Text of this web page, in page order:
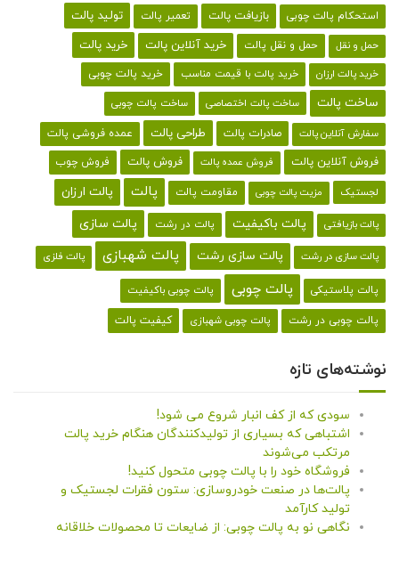
استحکام پالت چوبی بازیافت پالت تعمیر پالت تولید پالت
حمل و نقل حمل و نقل پالت خرید آنلاین پالت خرید پالت
خرید پالت ارزان خرید پالت با قیمت مناسب خرید پالت چوبی
ساخت پالت ساخت پالت اختصاصی ساخت پالت چوبی
سفارش آنلاین پالت صادرات پالت طراحی پالت عمده فروشی پالت
فروش آنلاین پالت فروش عمده پالت فروش پالت فروش چوب
لجستیک مزیت پالت چوبی مقاومت پالت پالت پالت ارزان
پالت بازیافتی پالت باکیفیت پالت در رشت پالت سازی
پالت سازی در رشت پالت سازی رشت پالت شهبازی پالت فلزی
پالت پلاستیکی پالت چوبی پالت چوبی باکیفیت
پالت چوبی در رشت پالت چوبی شهبازی کیفیت پالت
نوشته‌های تازه
سودی که از کف انبار شروع می شود!
اشتباهی که بسیاری از تولیدکنندگان هنگام خرید پالت
مرتکب می‌شوند
فروشگاه خود را با پالت چوبی متحول کنید!
پالت‌ها در صنعت خودروسازی: ستون فقرات لجستیک و
تولید کارآمد
نگاهی نو به پالت چوبی: از ضایعات تا محصولات خلاقانه